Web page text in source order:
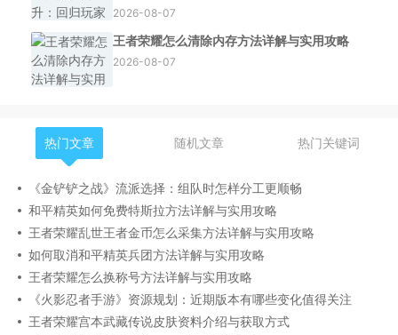
2026-08-07
王者荣耀怎么清除内存方法详解与实用攻略
2026-08-07
热门文章 随机文章 热门关键词
《金铲铲之战》流派选择：组队时怎样分工更顺畅
和平精英如何免费特斯拉方法详解与实用攻略
王者荣耀乱世王者金币怎么采集方法详解与实用攻略
如何取消和平精英兵团方法详解与实用攻略
王者荣耀怎么换称号方法详解与实用攻略
《火影忍者手游》资源规划：近期版本有哪些变化值得关注
王者荣耀宫本武藏传说皮肤资料介绍与获取方式